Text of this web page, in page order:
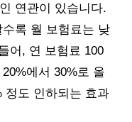
연관이 있습니다.
록 월 보험료는 낮
어, 연 보험료 100
에서 30%로 올
정도 인하되는 효과